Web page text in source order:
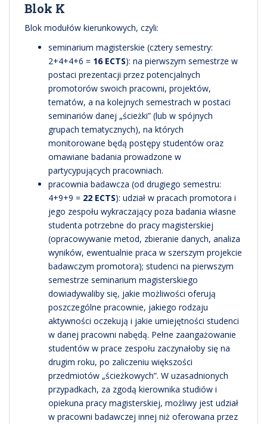
Blok K
Blok modułów kierunkowych, czyli:
seminarium magisterskie (cztery semestry:
2+4+4+6 = 16 ECTS): na pierwszym semestrze w
postaci prezentacji przez potencjalnych
promotorów swoich pracowni, projektów,
tematów, a na kolejnych semestrach w postaci
seminariów danej „ścieżki” (lub w spójnych
grupach tematycznych), na których
monitorowane będą postępy studentów oraz
omawiane badania prowadzone w
partycypujących pracowniach.
pracownia badawcza (od drugiego semestru:
4+9+9 = 22 ECTS): udział w pracach promotora i
jego zespołu wykraczający poza badania własne
studenta potrzebne do pracy magisterskiej
(opracowywanie metod, zbieranie danych, analiza
wyników, ewentualnie praca w szerszym projekcie
badawczym promotora); studenci na pierwszym
semestrze seminarium magisterskiego
dowiadywaliby się, jakie możliwości oferują
poszczególne pracownie, jakiego rodzaju
aktywności oczekują i jakie umiejętności studenci
w danej pracowni nabędą. Pełne zaangażowanie
studentów w prace zespołu zaczynałoby się na
drugim roku, po zaliczeniu większości
przedmiotów „ścieżkowych”. W uzasadnionych
przypadkach, za zgodą kierownika studiów i
opiekuna pracy magisterskiej, możliwy jest udział
w pracowni badawczej innej niż oferowana przez